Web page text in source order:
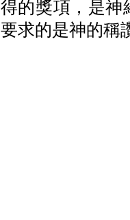
得的獎項，是神
要求的是神的稱